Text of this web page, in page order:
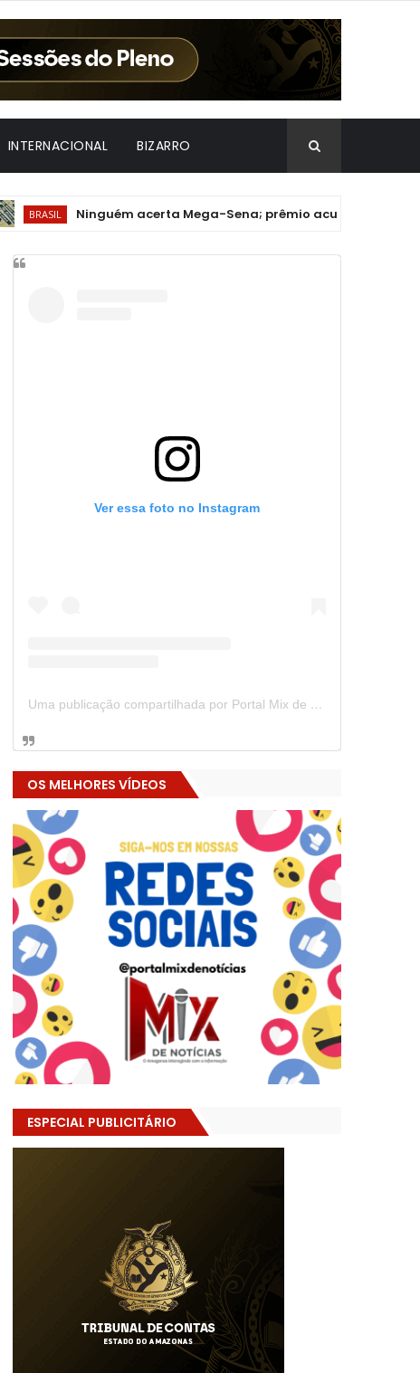
INTERNACIONAL BIZARRO
Ninguém acerta Mega-Sena; prêmio acumula para R$ 165
Ver essa foto no Instagram
Uma publicação compartilhada por Portal Mix de Notícias (@portalmixdenoticias)
OS MELHORES VÍDEOS
ESPECIAL PUBLICITÁRIO